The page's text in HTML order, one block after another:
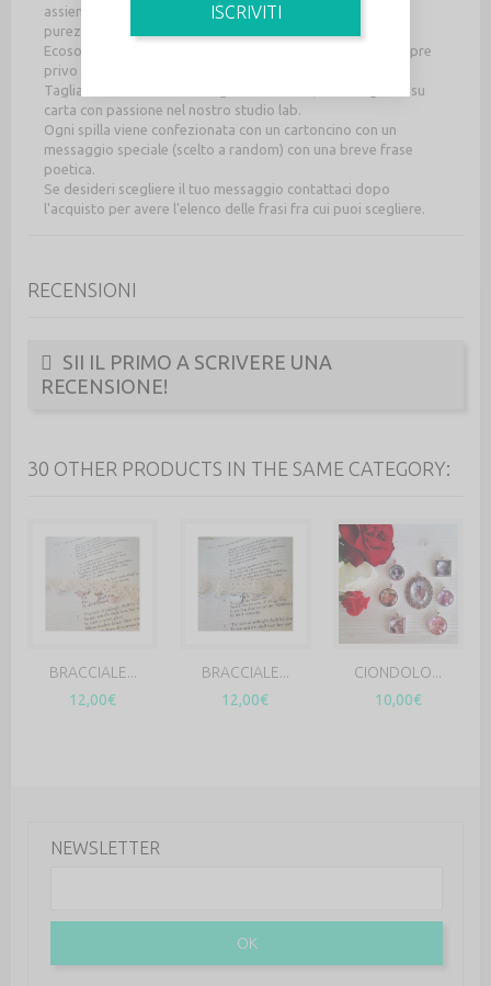
assieme ai suoi simili, a cui è molto fedele, ed è simbolo di
purezza, sincerità, ottimismo, comprensione e coraggio.
Ecosostenibile perché totalmente riciclabile, il retro è sempre
privo di vernici, per un contatto naturale con la tua pelle.
Tagliata a laser con tecnologie nuovissime, ma disegnato su
carta con passione nel nostro studio lab.
Ogni spilla viene confezionata con un cartoncino con un
messaggio speciale (scelto a random) con una breve frase
poetica.
Se desideri scegliere il tuo messaggio contattaci dopo
l'acquisto per avere l'elenco delle frasi fra cui puoi scegliere.
RECENSIONI
SII IL PRIMO A SCRIVERE UNA
RECENSIONE!
30 OTHER PRODUCTS IN THE SAME CATEGORY:
BRACCIALE...
12,00€
BRACCIALE...
12,00€
CIONDOLO...
10,00€
NEWSLETTER
OK
ISCRIVITI